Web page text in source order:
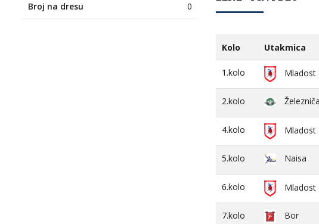
Broj na dresu 0
Kolo Utakmica
1.kolo Mladost
2.kolo
4.kolo Mladost
5.kolo Naisa
6.kolo Mladost
7.kolo Bor